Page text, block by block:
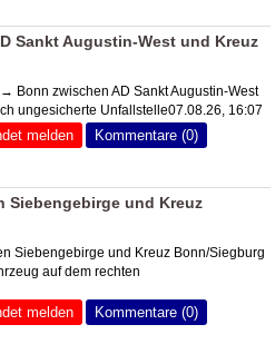
Sankt Augustin-West und Kreuz
Bonn zwischen AD Sankt Augustin-West
ungesicherte Unfallstelle07.08.26, 16:07
melden Kommentare (0)
Siebengebirge und Kreuz
Siebengebirge und Kreuz Bonn/Siegburg
auf dem rechten
melden Kommentare (0)